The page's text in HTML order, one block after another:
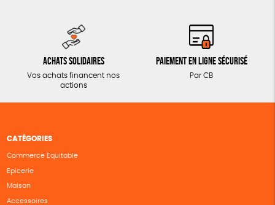
Achats solidaires
Vos achats financent nos
actions
Paiement en ligne sécurisé
Par CB
CATÉGORIES
Commerce Equitable
Epicerie
Maison
Accessoires